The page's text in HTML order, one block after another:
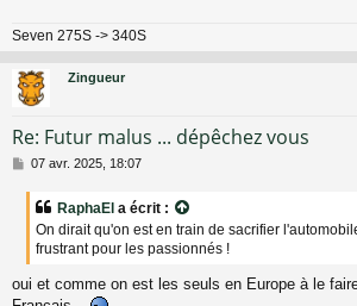
e
Seven 275S -> 340S
Zingueur
Re: Futur malus ... dépêchez vous
M
e
07 avr. 2025, 18:07
RaphaEl a écrit :
On dirait qu'on est en train de sacrifier
frustrant pour les passionnés !
oui et comme on est les seuls en Europe à le